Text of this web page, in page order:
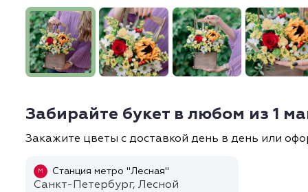
Забирайте букет в любом из 1
Закажите цветы с доставкой день в день или
М Станция метро "Лесная"
Санкт-Петербург, Лесной